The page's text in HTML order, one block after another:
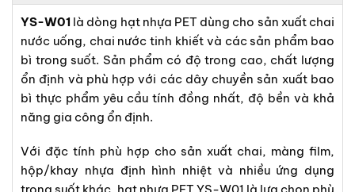
YS-W01 là dòng hạt nhựa PET dùng cho sản xuất chai
nước uống, chai nước tinh khiết và các sản phẩm bao
bì trong suốt. Sản phẩm có độ trong cao, chất lượng
ổn định và phù hợp với các dây chuyền sản xuất bao
bì thực phẩm yêu cầu tính đồng nhất, độ bền và khả
năng gia công ổn định.
Với đặc tính phù hợp cho sản xuất chai, màng film,
hộp/khay nhựa định hình nhiệt và nhiều ứng dụng